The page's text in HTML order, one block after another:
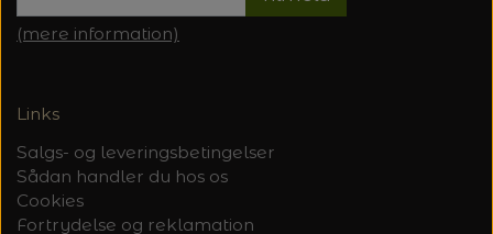
(mere information)
Links
Salgs- og leveringsbetingelser
Sådan handler du hos os
Cookies
Fortrydelse og reklamation